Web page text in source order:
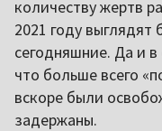
количеству жертв
2021 году выглядят
сегодняшние. Да и в
что больше всего
вскоре были
задержаны.